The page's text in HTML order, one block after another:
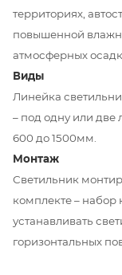
территориях,
повышенной
атмосферных
Виды
Линейка
– под одну или две
600 до 1500мм.
Монтаж
Светильник
комплекте –
устанавливать
горизонтальных